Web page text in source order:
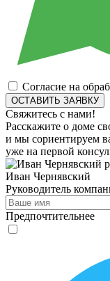
Согласие на
Свяжитесь с нами!
Расскажите о доме
и мы сориентируем
уже на первой
Иван Чернявский
Руководитель
Предпочтительнее